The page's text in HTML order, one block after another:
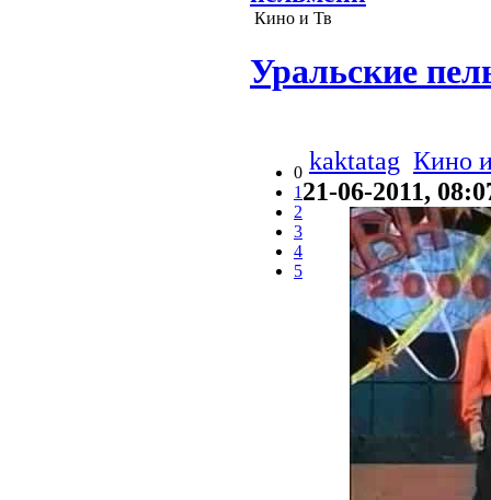
Кино и Тв
Уральские
0
1
2
3
4
5
kaktatag Кино
21-06-2011,